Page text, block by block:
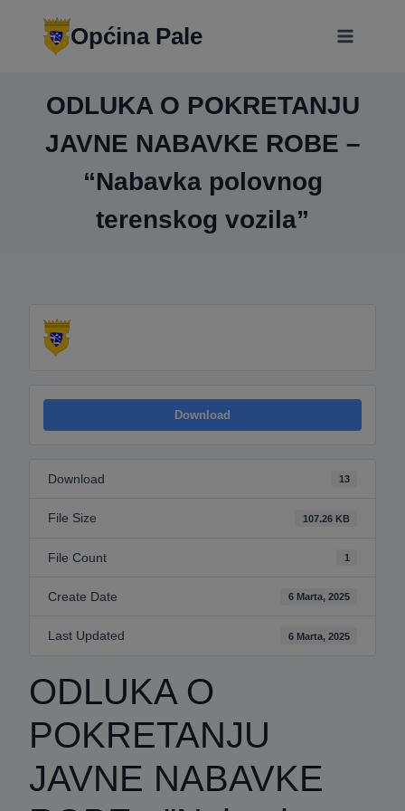
Općina Pale
ODLUKA O POKRETANJU
JAVNE NABAVKE ROBE –
“Nabavka polovnog
terenskog vozila”
Download
Download 13
File Size 107.26 KB
File Count 1
Create Date 6 Marta, 2025
Last Updated 6 Marta, 2025
ODLUKA O
POKRETANJU
JAVNE NABAVKE